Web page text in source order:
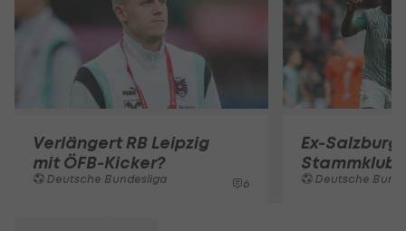
Verlängert RB Leipzig
mit ÖFB-Kicker?
Deutsche Bundesliga 6
Ex-
Stammklub
Deutsche